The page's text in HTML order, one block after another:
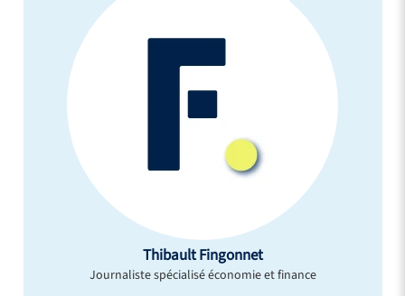
Thibault Fingonnet
Journaliste spécialisé économie et finance